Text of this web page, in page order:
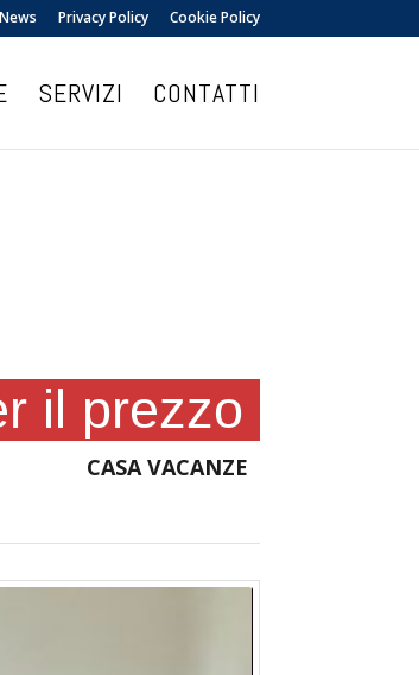
News Privacy Policy Cookie Policy
SERVIZI CONTATTI
il prezzo
CASA VACANZE